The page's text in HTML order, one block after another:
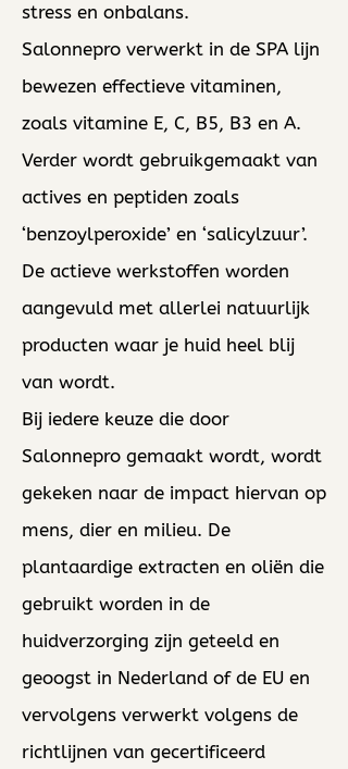
stress en onbalans.
Salonnepro verwerkt in de SPA lijn
bewezen effectieve vitaminen,
zoals vitamine E, C, B5, B3 en A.
Verder wordt gebruikgemaakt van
actives ​en peptiden zoals
‘benzoylperoxide’ en ‘salicylzuur’.
De actieve werkstoffen worden
aangevuld met allerlei natuurlijk
producten waar je huid heel blij
van wordt.
Bij iedere keuze die door
Salonnepro gemaakt wordt, wordt
gekeken naar de impact hiervan op
mens, dier en milieu. De
plantaardige extracten en oliën die
gebruikt worden in de
huidverzorging zijn geteeld en
geoogst in Nederland of de EU en
vervolgens verwerkt volgens de
richtlijnen van gecertificeerd